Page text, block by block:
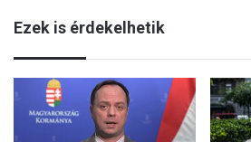
Ezek is érdekelhetik